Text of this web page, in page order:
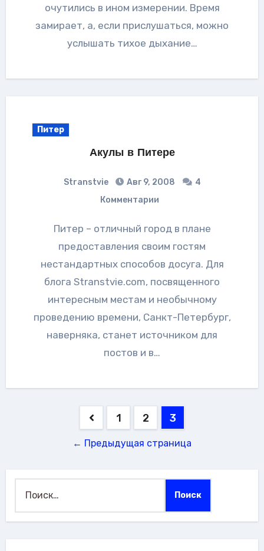
очутились в ином измерении. Время
замирает, а, если прислушаться, можно
услышать тихое дыхание…
Питер
Акулы в Питере
Stranstvie Авг 9, 2008
4
Комментарии
Питер – отличный город в плане
предоставления своим гостям
нестандартных способов досуга. Для
блога Stranstvie.com, посвященного
интересным местам и необычному
проведению времени, Санкт-Петербург,
наверняка, станет источником для
постов и в…
Пагинация
1 2 3
← Предыдущая страница